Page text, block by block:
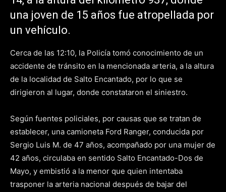
una joven de 15 años fue atropellada por
un vehículo.
Cerca de las 12:10, la Policía tomó conocimiento de un
accidente de tránsito en la mencionada arteria, a la altura
de la localidad de Salto Encantado, por lo que se
dirigieron al lugar, donde constataron el siniestro.
Según fuentes policiales, por causas que se tratan de
establecer, una camioneta Ford Ranger, conducida por
Sergio Luis M. de 47 años, acompañado por una mujer de
42 años, circulaba en sentido Salto Encantado-Dos de
Mayo, y embistió a la menor que quien intentaba
trasponer la arteria nacional después de bajar del